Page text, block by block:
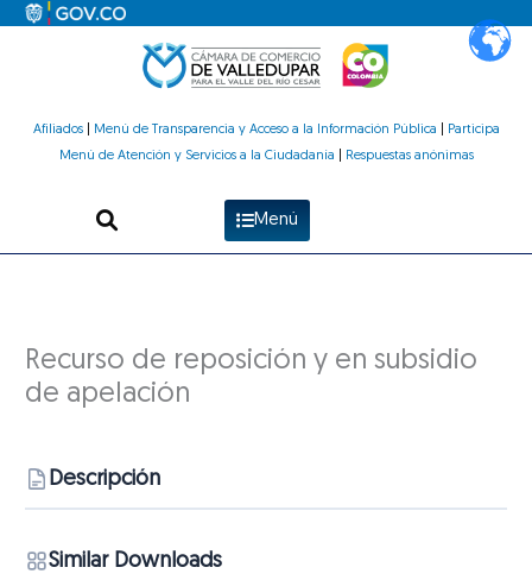
Afiliados| Menú de Transparencia y Acceso a la Información Pública
Participa
Menú de Atención y Servicios a la Ciudadanía
Respuestas anónimas
Menú
Recurso de reposición y en subsidio
de apelación
Descripción
Similar Downloads